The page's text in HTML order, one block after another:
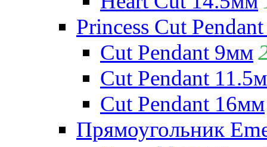
Princess Cut
Cut Pendant 9мм
Cut Pendant
Cut Pendant 16мм
Прямоугольник